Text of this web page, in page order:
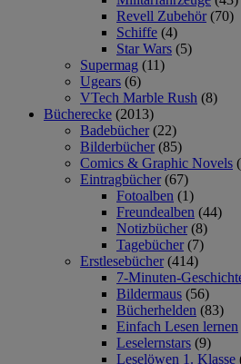
Revell Zubehör (70)
Schiffe (4)
Star Wars (5)
Supermag (11)
Ugears (6)
VTech Marble Rush (8)
Bücherecke (2013)
Badebücher (22)
Bilderbücher (85)
Comics & Graphic Novels
Eintragbücher (67)
Fotoalben (1)
Freundealben (44)
Notizbücher (8)
Tagebücher (7)
Erstlesebücher (414)
7-Minuten-
Bildermaus (56)
Bücherhelden (83)
Einfach Lesen lernen
Leselernstars (9)
Leselöwen 1. Klasse